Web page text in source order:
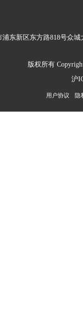
东新区东方路818号众城
版权所有
沪
用户协议 隐